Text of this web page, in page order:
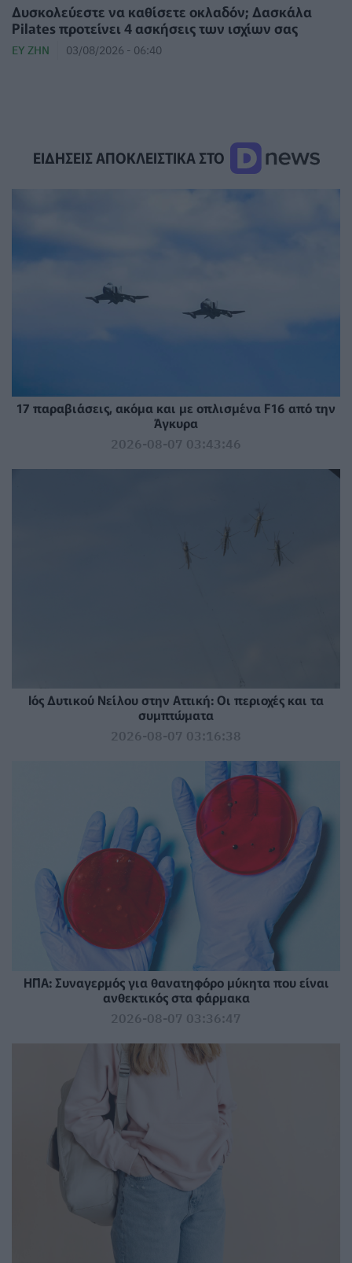
Δυσκολεύεστε να καθίσετε οκλαδόν; Δασκάλα
Pilates προτείνει 4 ασκήσεις των ισχίων σας
ΕΥ ΖΗΝ 03/08/2026 - 06:40
ΕΙΔΗΣΕΙΣ ΑΠΟΚΛΕΙΣΤΙΚΑ ΣΤΟ
17 παραβιάσεις, ακόμα και με οπλισμένα F16 από την
Άγκυρα
2026-08-07 03:43:46
Ιός Δυτικού Νείλου στην Αττική: Οι περιοχές και τα
συμπτώματα
2026-08-07 03:16:38
ΗΠΑ: Συναγερμός για θανατηφόρο μύκητα που είναι
ανθεκτικός στα φάρμακα
2026-08-07 03:36:47